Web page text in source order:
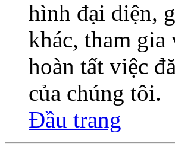
hình đại diện,
khác, tham
hoàn tất việc
của chúng tôi.
Đầu trang